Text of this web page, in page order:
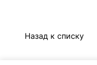
Назад к списку